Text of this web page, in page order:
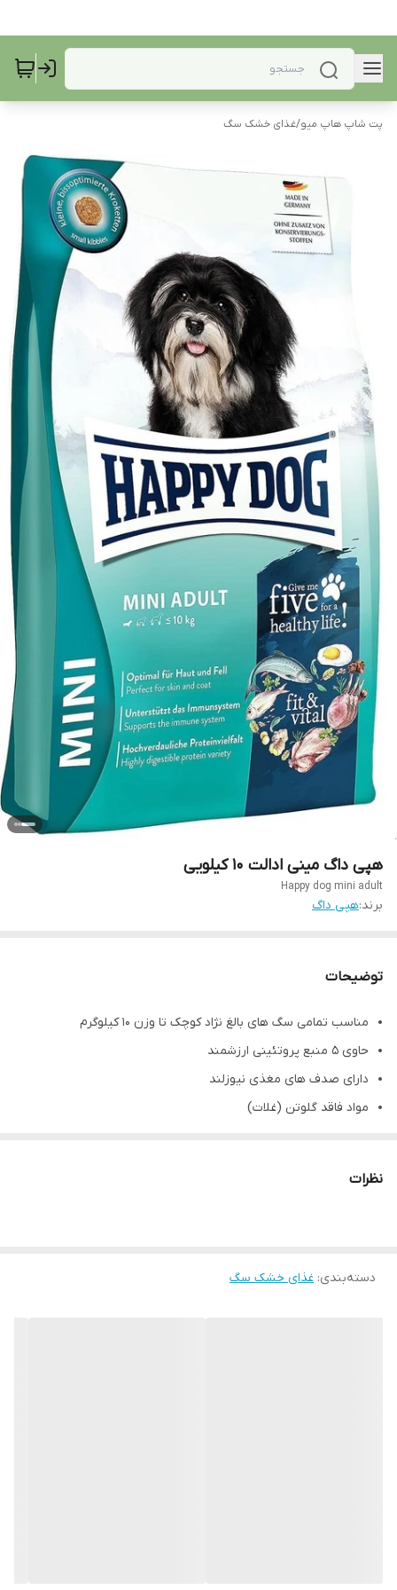
پت شاپ هاپ میو/غذای خشک سگ
هپی داگ مینی ادالت 10 کیلویی
Happy dog mini adult
برند:هپی داگ
توضیحات
مناسب تمامی سگ های بالغ نژاد کوچک تا وزن ۱۰ کیلوگرم
حاوی ۵ منبع پروتئینی ارزشمند
دارای صدف های مغذی نیوزلند
مواد فاقد گلوتن (غلات)
نظرات
دسته‌بندی: غذای خشک سگ